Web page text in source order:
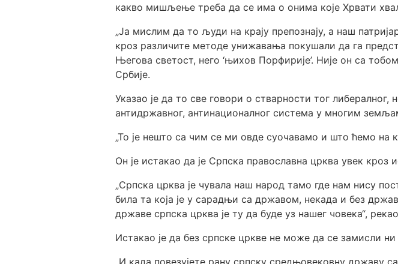
какво мишљење треба да се има о онима које Хрвати
„Ја мислим да то људи на крају препознају, а наш
кроз различите методе унижавања покушали да га
Његова светост, него ‘њихов Порфирије’. Није он са
Србије.
Указао је да то све говори о стварности тог
антидржавног, антинационалног система у многим
„То је нешто са чим се ми овде суочавамо и што ћемо на
Он је истакао да је Српска православна црква увек
„Српска црква је чувала наш народ тамо где нам нису
била та која је у сарадњи са државом, некада и без
државе српска црква је ту да буде уз нашег човека“,
Истакао је да без српске цркве не може да се замисли
„И када повезујете рану српску средњовековну државу